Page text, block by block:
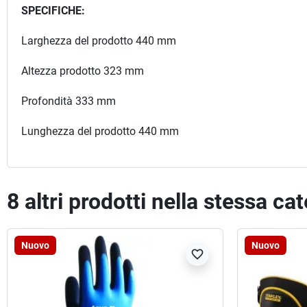
SPECIFICHE:
Larghezza del prodotto 440 mm
Altezza prodotto 323 mm
Profondità 333 mm
Lunghezza del prodotto 440 mm
8 altri prodotti nella stessa
Nuovo
favorite_border
Nuovo